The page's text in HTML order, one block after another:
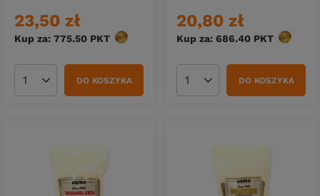
23,50 zł
Kup za: 775.50 PKT punktów
Ilość produktówDO KOSZYKA
20,80 zł
Kup za: 686.40 PKT punktów
Ilość produktówDO KOSZYKA